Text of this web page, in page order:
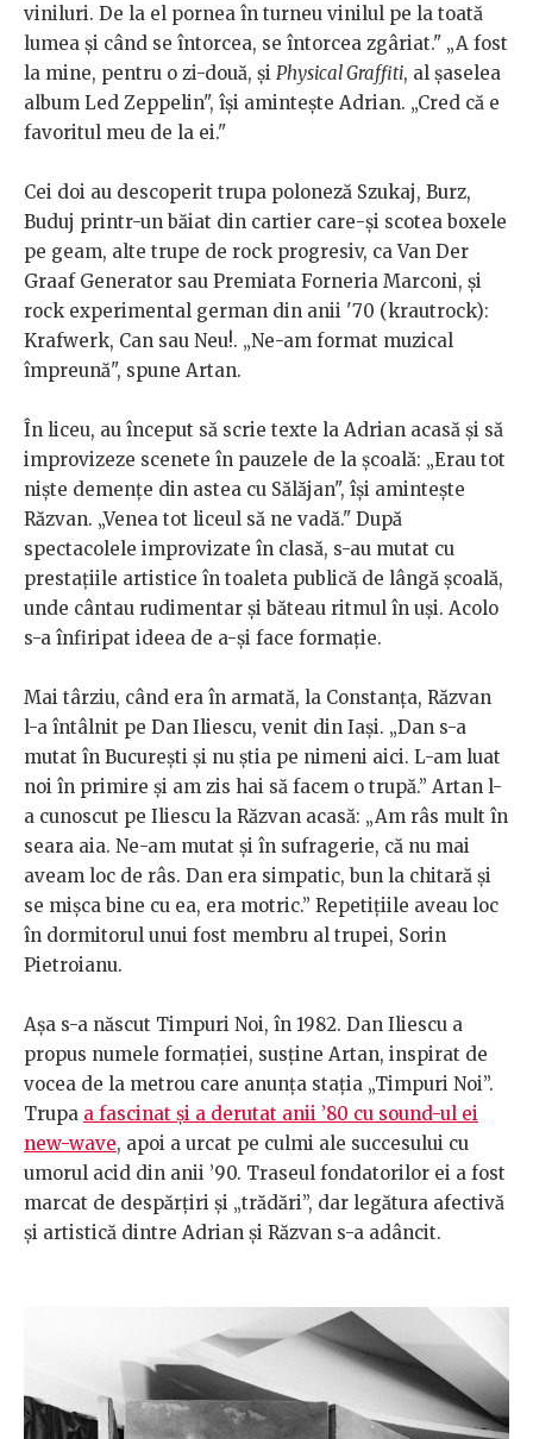
viniluri. De la el pornea în turneu vinilul pe la toată
lumea și când se întorcea, se întorcea zgâriat." „A fost
la mine, pentru o zi-două, și Physical Graffiti, al șaselea
album Led Zeppelin", își amintește Adrian. „Cred că e
favoritul meu de la ei."
Cei doi au descoperit trupa poloneză Szukaj, Burz,
Buduj printr-un băiat din cartier care-și scotea boxele
pe geam, alte trupe de rock progresiv, ca Van Der
Graaf Generator sau Premiata Forneria Marconi, și
rock experimental german din anii '70 (krautrock):
Krafwerk, Can sau Neu!. „Ne-am format muzical
împreună", spune Artan.
În liceu, au început să scrie texte la Adrian acasă și să
improvizeze scenete în pauzele de la școală: „Erau tot
niște demențe din astea cu Sălăjan", își amintește
Răzvan. „Venea tot liceul să ne vadă." După
spectacolele improvizate în clasă, s-au mutat cu
prestațiile artistice în toaleta publică de lângă școală,
unde cântau rudimentar și băteau ritmul în uși. Acolo
s-a înfiripat ideea de a-și face formație.
Mai târziu, când era în armată, la Constanța, Răzvan
l-a întâlnit pe Dan Iliescu, venit din Iași. „Dan s-a
mutat în București și nu știa pe nimeni aici. L-am luat
noi în primire și am zis hai să facem o trupă.” Artan l-
a cunoscut pe Iliescu la Răzvan acasă: „Am râs mult în
seara aia. Ne-am mutat și în sufragerie, că nu mai
aveam loc de râs. Dan era simpatic, bun la chitară și
se mișca bine cu ea, era motric.” Repetițiile aveau loc
în dormitorul unui fost membru al trupei, Sorin
Pietroianu.
Așa s-a născut Timpuri Noi, în 1982. Dan Iliescu a
propus numele formației, susține Artan, inspirat de
vocea de la metrou care anunța stația „Timpuri Noi”.
Trupa a fascinat și a derutat anii ’80 cu sound-ul ei
new-wave, apoi a urcat pe culmi ale succesului cu
umorul acid din anii ’90. Traseul fondatorilor ei a fost
marcat de despărțiri și „trădări”, dar legătura afectivă
și artistică dintre Adrian și Răzvan s-a adâncit.